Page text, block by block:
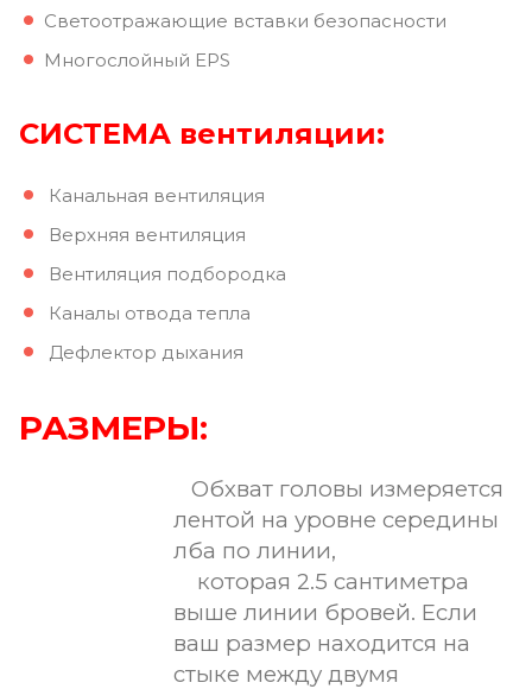
Светоотражающие вставки безопасности
Многослойный EPS
СИСТЕМА вентиляции:
Канальная вентиляция
Верхняя вентиляция
Вентиляция подбородка
Каналы отвода тепла
Дефлектор дыхания
РАЗМЕРЫ:
Обхват головы измеряется
лентой на уровне середины
лба по линии,
которая 2.5 сантиметра
выше линии бровей. Если
ваш размер находится на
стыке между двумя